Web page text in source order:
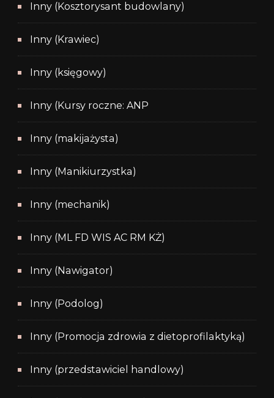
Inny (Kosztorysant budowlany)
Inny (Krawiec)
Inny (księgowy)
Inny (Kursy roczne: ANP
Inny (makijażysta)
Inny (Manikiurzystka)
Inny (mechanik)
Inny (ML FD WIS AC RM KŻ)
Inny (Nawigator)
Inny (Podolog)
Inny (Promocja zdrowia z dietoprofilaktyką)
Inny (przedstawiciel handlowy)